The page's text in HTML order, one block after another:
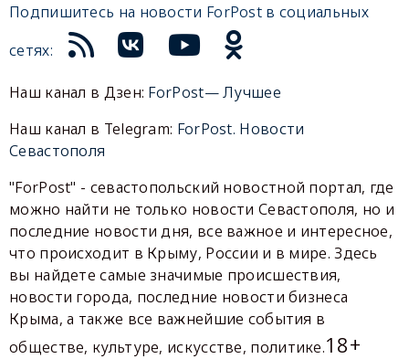
Подпишитесь на новости ForPost в социальных
сетях:
Наш канал в Дзен: ForPost— Лучшее
Наш канал в Telegram: ForPost. Новости
Севастополя
"ForPost" - севастопольский новостной портал, где
можно найти не только новости Севастополя, но и
последние новости дня, все важное и интересное,
что происходит в Крыму, России и в мире. Здесь
вы найдете самые значимые происшествия,
новости города, последние новости бизнеса
Крыма, а также все важнейшие события в
обществе, культуре, искусстве, политике.18+